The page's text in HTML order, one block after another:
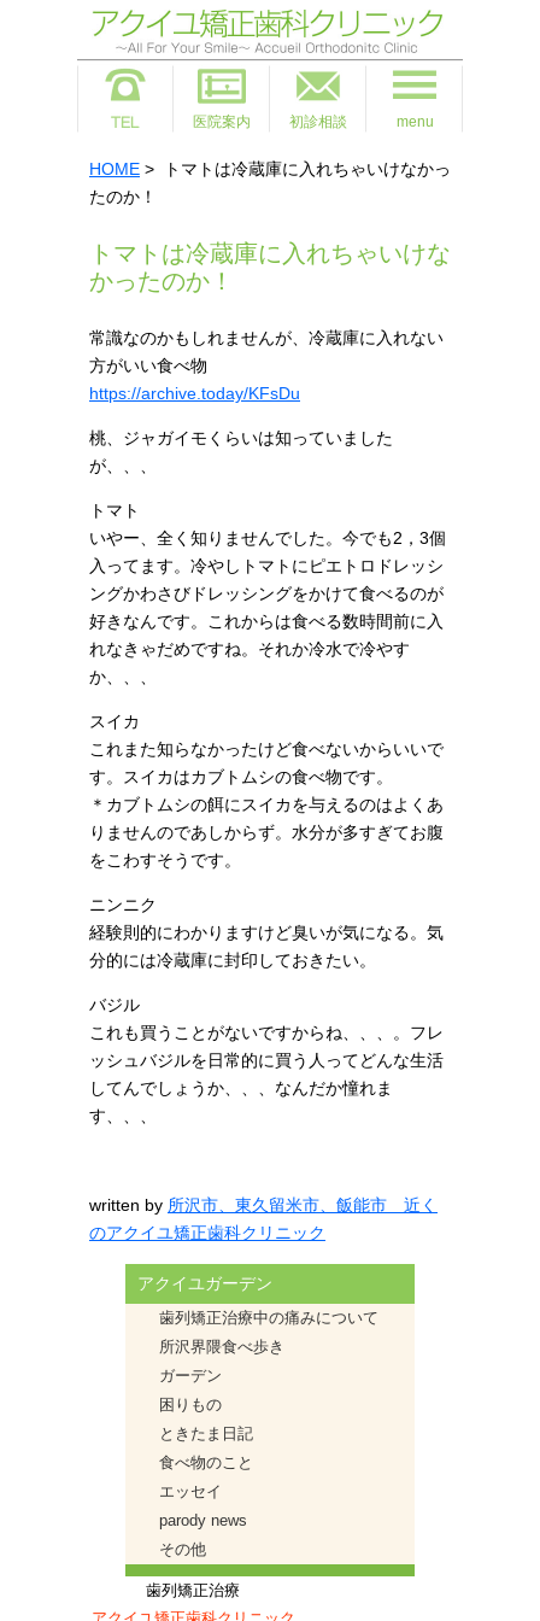
医院案内 初診相談 menu
HOME > トマトは冷蔵庫に入れちゃいけなかっ
たのか！
トマトは冷蔵庫に入れちゃいけな
かったのか！
常識なのかもしれませんが、冷蔵庫に入れない
方がいい食べ物
https://archive.today/KFsDu
桃、ジャガイモくらいは知っていました
が、、、
トマト
いやー、全く知りませんでした。今でも2，3個
入ってます。冷やしトマトにピエトロドレッシ
ングかわさびドレッシングをかけて食べるのが
好きなんです。これからは食べる数時間前に入
れなきゃだめですね。それか冷水で冷やす
か、、、
スイカ
これまた知らなかったけど食べないからいいで
す。スイカはカブトムシの食べ物です。
＊カブトムシの餌にスイカを与えるのはよくあ
りませんのであしからず。水分が多すぎてお腹
をこわすそうです。
ニンニク
経験則的にわかりますけど臭いが気になる。気
分的には冷蔵庫に封印しておきたい。
バジル
これも買うことがないですからね、、、。フレ
ッシュバジルを日常的に買う人ってどんな生活
してんでしょうか、、、なんだか憧れま
す、、、
written by 所沢市、東久留米市、飯能市 近く
のアクイユ矯正歯科クリニック
アクイユガーデン
歯列矯正治療中の痛みについて
所沢界隈食べ歩き
ガーデン
困りもの
ときたま日記
食べ物のこと
エッセイ
parody news
その他
歯列矯正治療